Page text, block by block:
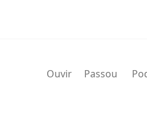
Ouvir Passou